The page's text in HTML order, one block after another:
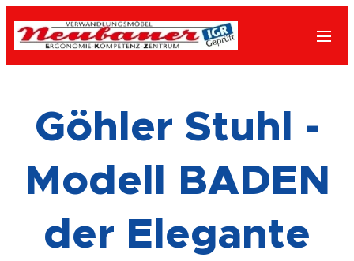
Göhler Stuhl -
Modell BADEN
der Elegante